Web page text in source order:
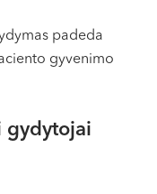
padeda
gyvenimo
gydytojai